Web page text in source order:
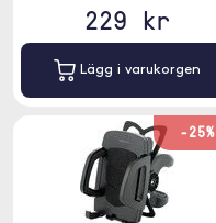
229 kr
Lägg i varukorgen
-25%